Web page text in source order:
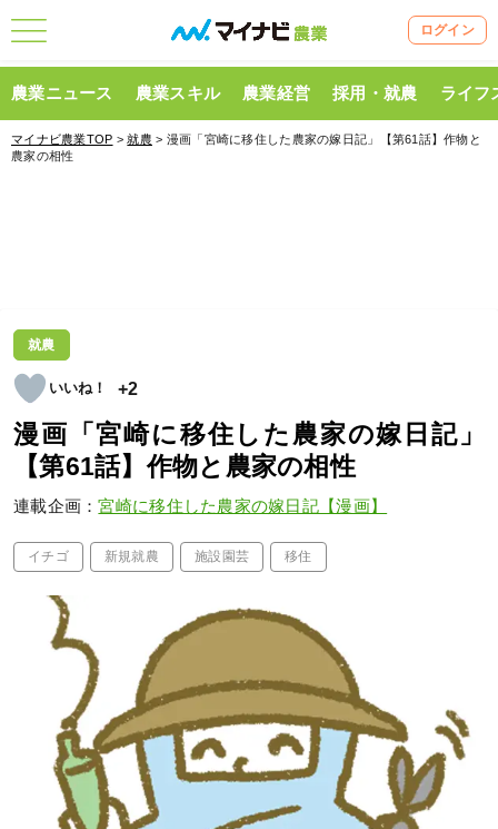
ログイン
農業ニュース 農業スキル 農業経営 採用・就農 ライフ
マイナビ農業TOP >就農 > 漫画「宮崎に移住した農家の嫁日記」【第61話】作物と
農家の相性
就農
+2
漫画「宮崎に移住した農家の嫁日記」
【第61話】作物と農家の相性
連載企画：宮崎に移住した農家の嫁日記【漫画】
イチゴ 新規就農 施設園芸 移住